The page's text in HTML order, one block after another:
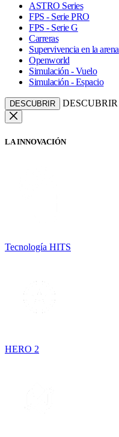
ASTRO Series
FPS - Serie PRO
FPS - Serie G
Carreras
Supervivencia en la arena
Openworld
Simulación - Vuelo
Simulación - Espacio
DESCUBRIR DESCUBRIR
LA INNOVACIÓN
Tecnología HITS
HERO 2